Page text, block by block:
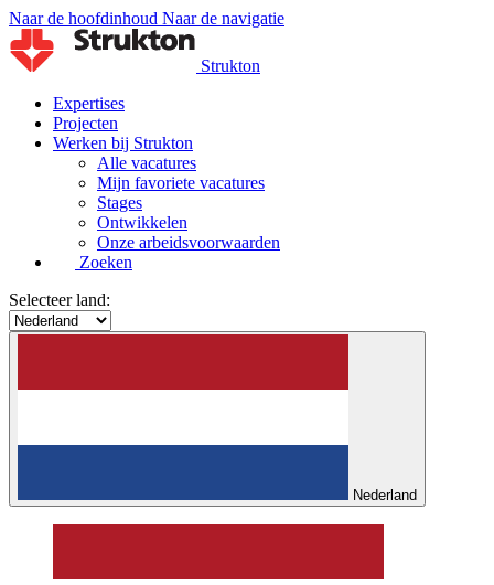
Naar de hoofdinhoud Naar de navigatie
Strukton
Expertises
Projecten
Werken bij Strukton
Alle vacatures
Mijn favoriete vacatures
Stages
Ontwikkelen
Onze arbeidsvoorwaarden
Zoeken
Selecteer land:
Nederland